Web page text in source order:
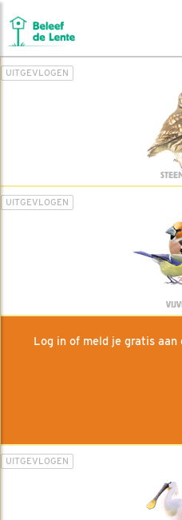
UITGEVLOGEN
UITGEVLOGEN
Log in of meld je gratis
UITGEVLOGEN